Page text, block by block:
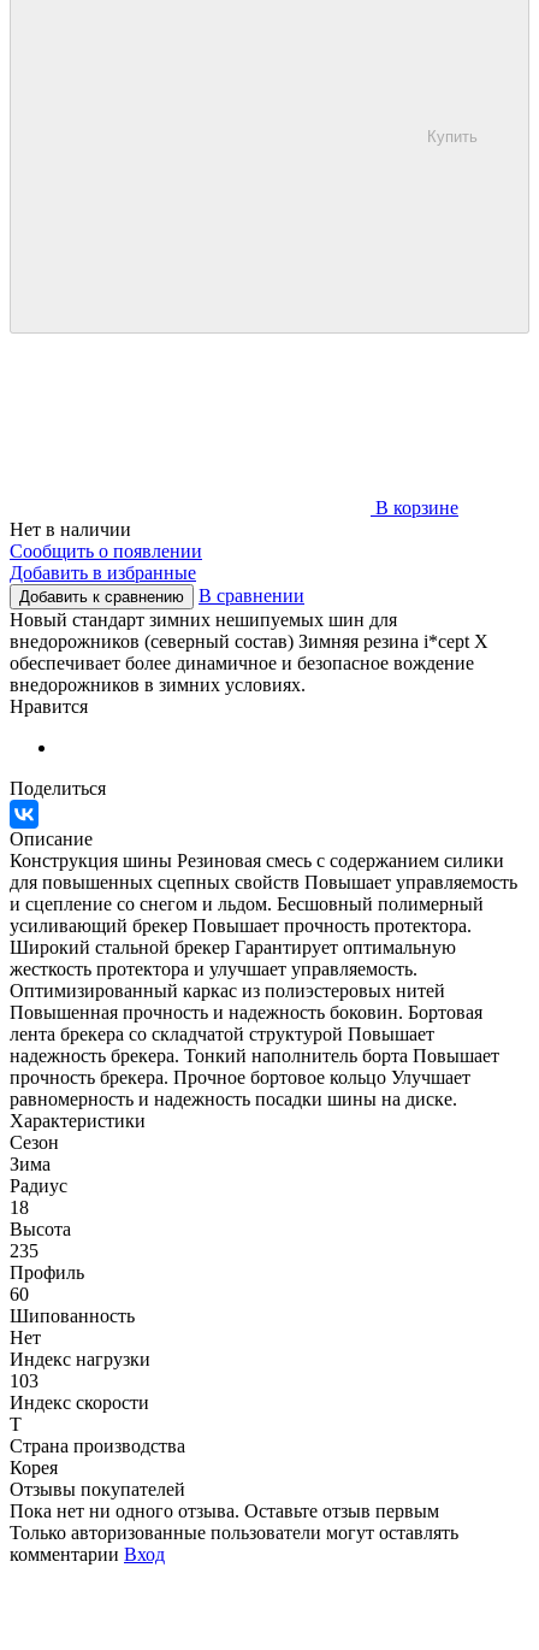
Купить
В корзине
Нет в наличии
Сообщить о появлении
Добавить в избранные
Добавить к сравнению
В сравнении
Новый стандарт зимних нешипуемых шин для
внедорожников (северный состав) Зимняя резина i*cept X
обеспечивает более динамичное и безопасное вождение
внедорожников в зимних условиях.
Нравится
Поделиться
Описание
Конструкция шины Резиновая смесь с содержанием силики
для повышенных сцепных свойств Повышает управляемость
и сцепление со снегом и льдом. Бесшовный полимерный
усиливающий брекер Повышает прочность протектора.
Широкий стальной брекер Гарантирует оптимальную
жесткость протектора и улучшает управляемость.
Оптимизированный каркас из полиэстеровых нитей
Повышенная прочность и надежность боковин. Бортовая
лента брекера со складчатой структурой Повышает
надежность брекера. Тонкий наполнитель борта Повышает
прочность брекера. Прочное бортовое кольцо Улучшает
равномерность и надежность посадки шины на диске.
Характеристики
Сезон
Зима
Радиус
18
Высота
235
Профиль
60
Шипованность
Нет
Индекс нагрузки
103
Индекс скорости
T
Страна производства
Корея
Отзывы покупателей
Пока нет ни одного отзыва. Оставьте отзыв первым
Только авторизованные пользователи могут оставлять
комментарии Вход